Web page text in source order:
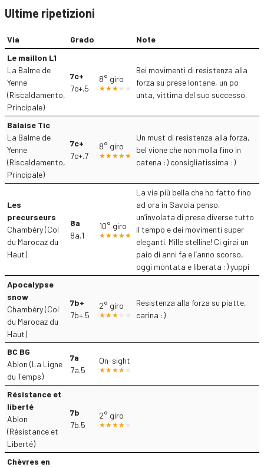
Ultime ripetizioni
Via Grado
Note
Le maillon L1
La Balme de
Yenne
(Riscaldamento,
Principale)
7c+
7c+.5
8° giro
Bei movimenti di resistenza alla
forza su prese lontane, un po
unta, vittima del suo successo.
Balaise Tic
La Balme de
Yenne
(Riscaldamento,
Principale)
7c+
7c+.7
8° giro
Un must di resistenza alla forza,
bel vione che non molla fino in
catena :) consigliatissima :)
Les
precurseurs
Chambéry (Col
du Marocaz du
Haut)
8a
8a.1
10° giro
La via più bella che ho fatto fino
ad ora in Savoia penso,
un’involata di prese diverse tutto
il tempo e dei movimenti super
eleganti. Mille stelline! Ci girai un
paio di anni fa e l’anno scorso,
oggi montata e liberata :) yuppi
Apocalypse
snow
Chambéry (Col
du Marocaz du
Haut)
7b+
7b+.5
2° giro
Resistenza alla forza su piatte,
carina :)
BC BG
Ablon (La Ligne
du Temps)
7a
7a.5
On-sight
Résistance et
liberté
Ablon
(Résistance et
Liberté)
7b
7b.5
2° giro
Chèvres en